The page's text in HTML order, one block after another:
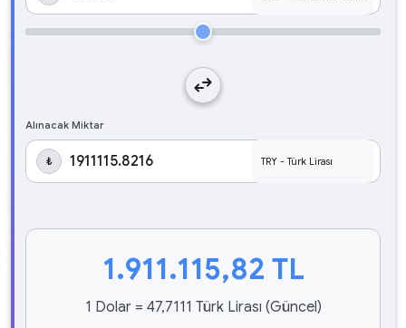
swap_horiz
Alınacak Miktar
₺
1.911.115,82 TL
1 Dolar = 47,7111 Türk Lirası (Güncel)